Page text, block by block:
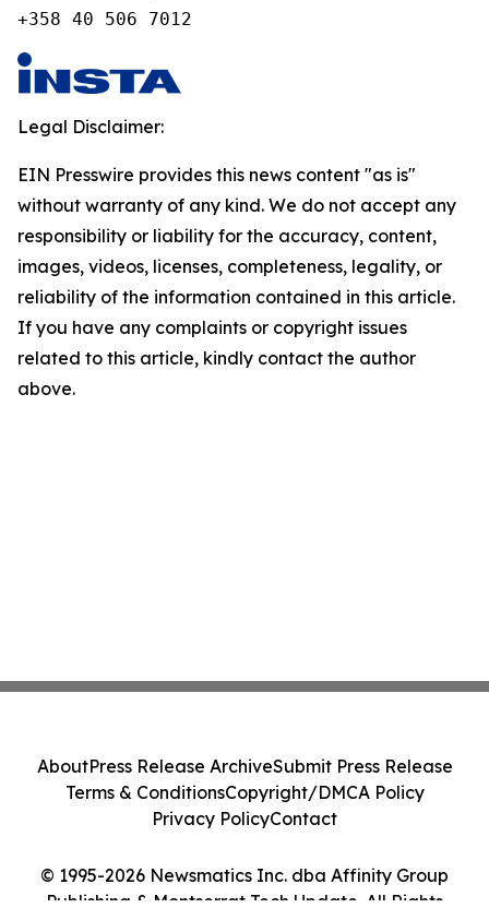
+358 40 506 7012
Legal Disclaimer:
EIN Presswire provides this news content "as is"
without warranty of any kind. We do not accept any
responsibility or liability for the accuracy, content,
images, videos, licenses, completeness, legality, or
reliability of the information contained in this article.
If you have any complaints or copyright issues
related to this article, kindly contact the author
above.
© 1995-2026 Newsmatics Inc. dba Affinity Group
Publishing & Montserrat Tech Update. All Rights
AboutPress Release ArchiveSubmit Press Release
Terms & ConditionsCopyright/DMCA Policy
Privacy PolicyContact